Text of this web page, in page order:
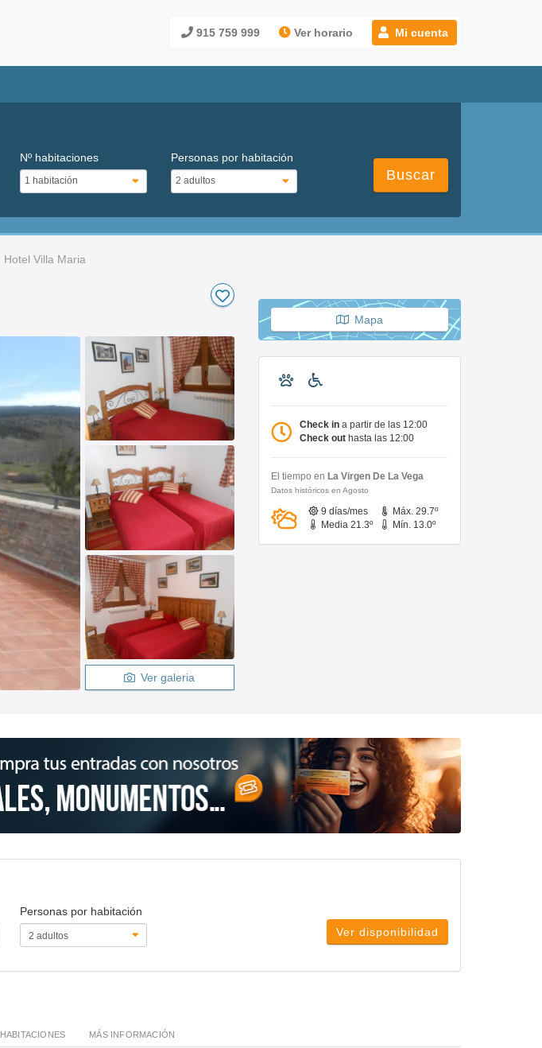
915 759 999 Ver horario Mi cuenta
Nº habitaciones Personas por habitación
Buscar
Hotel Villa Maria
Ver galeria
Mapa
Check in a partir de las 12:00
Check out hasta las 12:00
El tiempo en La Virgen De La Vega
Datos históricos en Agosto
9 días/mes
Máx. 29.7º
Media 21.3º
Mín. 13.0º
Personas por habitación
Ver disponibilidad
HABITACIONES MÁS INFORMACIÓN